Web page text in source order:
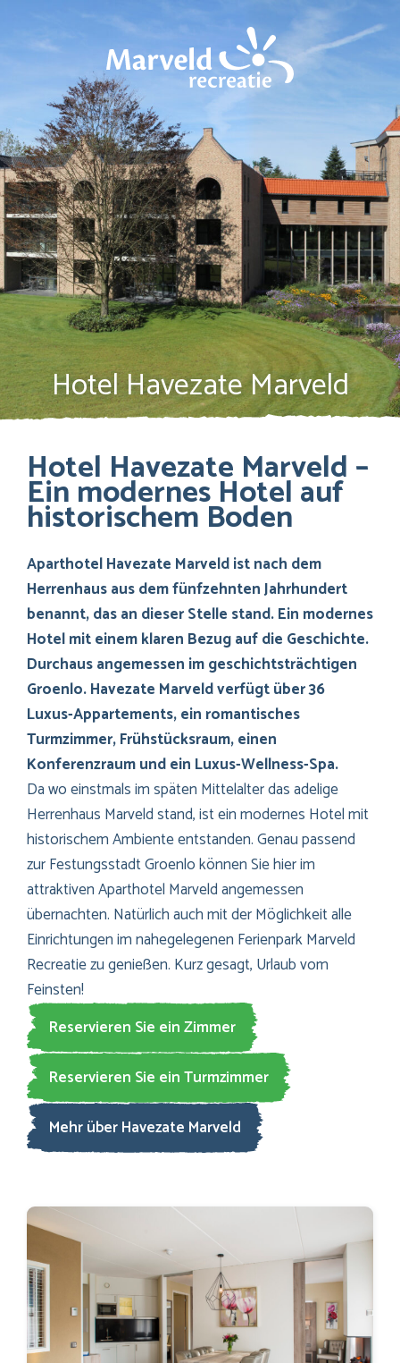
Hotel Havezate Marveld
Hotel Havezate Marveld –
Ein modernes Hotel auf
historischem Boden
Aparthotel Havezate Marveld ist nach dem
Herrenhaus aus dem fünfzehnten Jahrhundert
benannt, das an dieser Stelle stand. Ein modernes
Hotel mit einem klaren Bezug auf die Geschichte.
Durchaus angemessen im geschichtsträchtigen
Groenlo. Havezate Marveld verfügt über 36
Luxus-Appartements, ein romantisches
Turmzimmer, Frühstücksraum, einen
Konferenzraum und ein Luxus-Wellness-Spa.
Da wo einstmals im späten Mittelalter das adelige
Herrenhaus Marveld stand, ist ein modernes Hotel mit
historischem Ambiente entstanden. Genau passend
zur Festungsstadt Groenlo können Sie hier im
attraktiven Aparthotel Marveld angemessen
übernachten. Natürlich auch mit der Möglichkeit alle
Einrichtungen im nahegelegenen Ferienpark Marveld
Recreatie zu genießen. Kurz gesagt, Urlaub vom
Feinsten!
Reservieren Sie ein Zimmer
Reservieren Sie ein Turmzimmer
Mehr über Havezate Marveld